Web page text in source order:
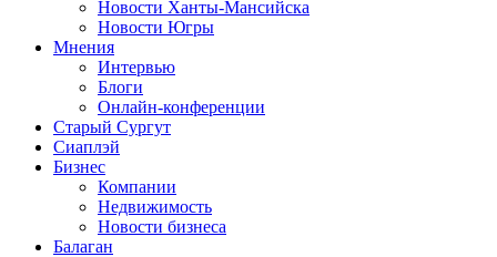
Новости Ханты-Мансийска
Новости Югры
Мнения
Интервью
Блоги
Онлайн-конференции
Старый Сургут
Сиаплэй
Бизнес
Компании
Недвижимость
Новости бизнеса
Балаган